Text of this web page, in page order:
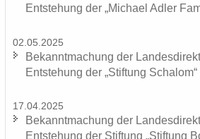
Ent­ste­hung der „Mi­cha­el Adler
02.05.2025
Be­kannt­ma­chung der
Ent­ste­hung der „Stif­tung Scha­lom“
17.04.2025
Be­kannt­ma­chung der
Ent­ste­hung der Stif­tung „Stif­tung